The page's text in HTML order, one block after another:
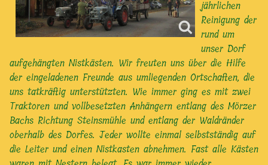
jährlichen
Reinigung der
rund um
unser Dorf
aufgehängten Nistkästen. Wir freuten uns über die Hilfe
der eingeladenen Freunde aus umliegenden Ortschaften, die
uns tatkräftig unterstützten. Wie immer ging es mit zwei
Traktoren und vollbesetzten Anhängern entlang des Mörzer
Bachs Richtung Steinsmühle und entlang der Waldränder
oberhalb des Dorfes. Jeder wollte einmal selbstständig auf
die Leiter und einen Nistkasten abnehmen. Fast alle Kästen